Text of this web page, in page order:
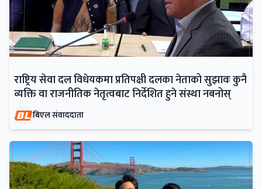
राष्ट्रिय सेवा दल विधेयकमा प्रतिपक्षी दलका नेताको सुझावः कुनै
व्यक्ति वा राजनीतिक नेतृत्वबाट निर्देशित हुने संस्था नबनोस्
बिएल संवाददाता